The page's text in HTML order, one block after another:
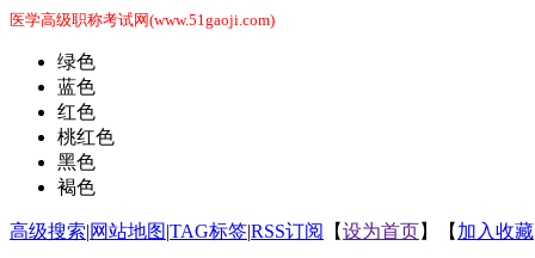
医学高级职称考试网(www.51gaoji.com)
绿色
蓝色
红色
桃红色
黑色
褐色
高级搜索|网站地图|TAG标签|RSS订阅 【设为首页】【 加入收藏